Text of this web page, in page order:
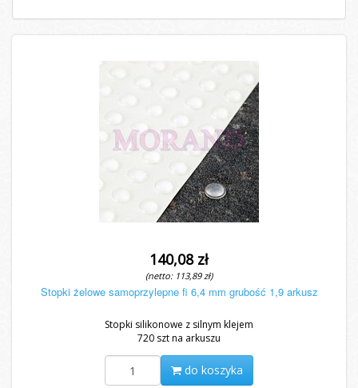
140,08 zł
(netto: 113,89 zł)
Stopki żelowe samoprzylepne fi 6,4 mm grubość 1,9 arkusz
Stopki silikonowe z silnym klejem
720 szt na arkuszu
do koszyka